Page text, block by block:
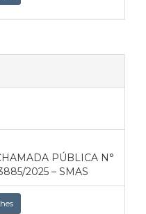
PÚBLICA N°
2025 – SMAS